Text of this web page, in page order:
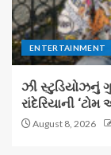
ENTERTAINMENT
ઝી સ્ટુડિયોઝનું
રાંદેરિયાની
August 8, 2026